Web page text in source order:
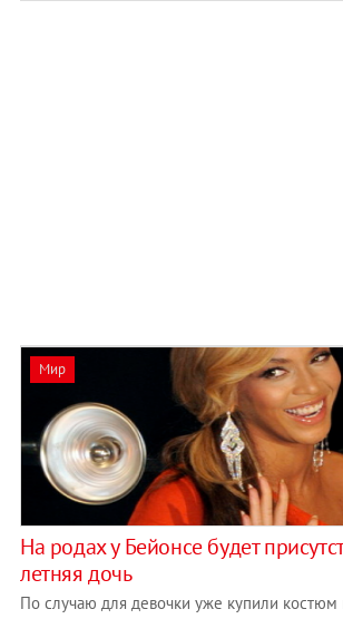
Мир
На родах у Бейонсе будет
летняя дочь
По случаю для девочки уже купили костюм